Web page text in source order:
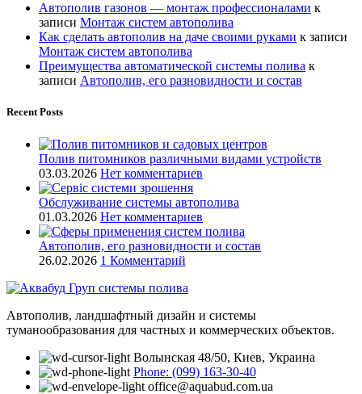
Автополив газонов — монтаж профессионалами к
записи Монтаж систем автополива
Как сделать автополив на даче своими руками к записи
Монтаж систем автополива
Преимущества автоматической системы полива к
записи Автополив, его разновидности и состав
Recent Posts
Полив питомников различными видами устройств
03.03.2026 Нет комментариев
Обслуживание системы автополива
01.03.2026 Нет комментариев
Автополив, его разновидности и состав
26.02.2026 1 Комментарий
Автополив, ландшафтный дизайн и системы
туманообразования для частных и коммерческих объектов.
Волынская 48/50, Киев, Украина
Phone: (099) 163-30-40
office@aquabud.com.ua